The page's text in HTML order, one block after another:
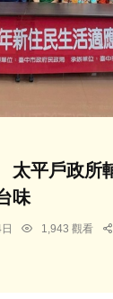
平戶政所
味
1,943 觀看